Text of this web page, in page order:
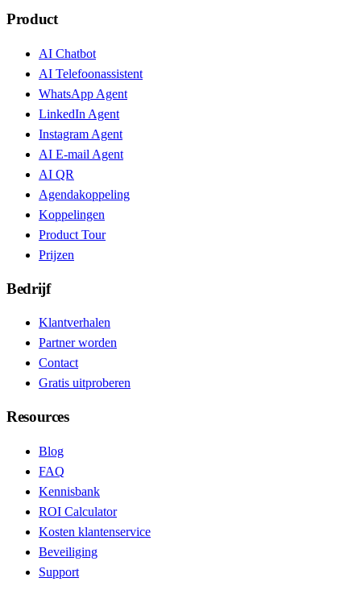
Product
AI Chatbot
AI Telefoonassistent
WhatsApp Agent
LinkedIn Agent
Instagram Agent
AI E-mail Agent
AI QR
Agendakoppeling
Koppelingen
Product Tour
Prijzen
Bedrijf
Klantverhalen
Partner worden
Contact
Gratis uitproberen
Resources
Blog
FAQ
Kennisbank
ROI Calculator
Kosten klantenservice
Beveiliging
Support